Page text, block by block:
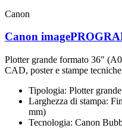
Canon
Canon
Plotter grande formato 36″
CAD, poster e stampe tecniche
Tipologia: Plotter
Larghezza di stampa:
mm)
Tecnologia: Canon